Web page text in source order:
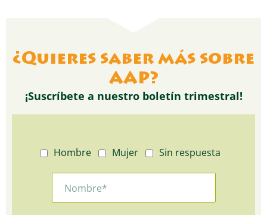
¿Quieres saber más sobre
AAP?
¡Suscríbete a nuestro boletín trimestral!
Hombre Mujer Sin respuesta